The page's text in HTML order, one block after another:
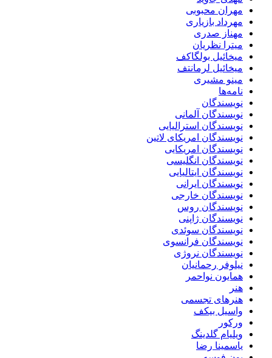
مهران محبوبی
مهرداد بازیاری
مهناز صدری
میترا نظریان
میخائیل بولگاکف
میخائیل لرمانتف
مینو مشیری
نامه‌ها
نویسندگان
نویسندگان آلمانی
نویسندگان استرالیایی
نویسندگان امریکای لاتین
نویسندگان امریکایی
نویسندگان انگلیسی
نویسندگان ایتالیایی
نویسندگان ایرانی
نویسندگان خارجی
نویسندگان روس
نویسندگان ژاپنی
نویسندگان سوئدی
نویسندگان فرانسوی
نویسندگان نروژی
نیلوفر رحمانیان
همایون نواحمر
هنر
هنرهای تجسمی
واسیل بیکف
ورکور
ویلیام گلدینگ
یاسمینا رضا